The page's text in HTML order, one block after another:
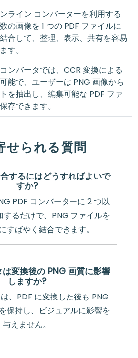
ライン コンバーターを利用する
の画像を 1 つの PDF ファイルに
合して、整理、表示、共有を容易
す。
ンバータでは、OCR 変換による
能で、ユーザーは PNG 画像から
を抽出し、編集可能な PDF ファ
存できます。
せられる質問
するにはどうすればよいで
すか?
PDF コンバーターに 2 つ以
するだけで、PNG ファイルを
すばやく結合できます。
は変換後の PNG 画質に影響
しますか?
、PDF に変換した後も PNG
保持し、ビジュアルに影響を
与えません。